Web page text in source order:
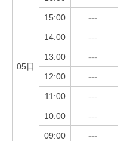
05日
15:00 ---
14:00 ---
13:00 ---
12:00 ---
11:00 ---
10:00 ---
09:00 ---